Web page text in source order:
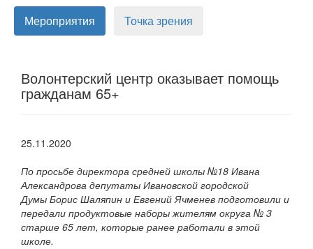
Мероприятия Точка зрения
Волонтерский центр оказывает помощь
гражданам 65+
25.11.2020
По просьбе директора средней школы №18 Ивана
Александрова депутаты Ивановской городской
Думы Борис Шаляпин и Евгений Ячменев подготовили и
передали продуктовые наборы жителям округа № 3
старше 65 лет, которые ранее работали в этой
школе.